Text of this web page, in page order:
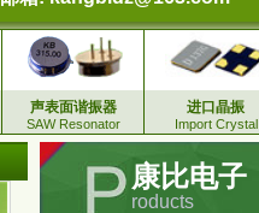
声表面谐振器
SAW Resonator
进口晶振
Import Crystal
康比电子
roducts